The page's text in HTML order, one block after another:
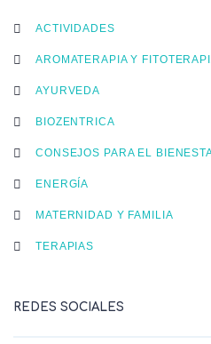
ACTIVIDADES
AROMATERAPIA Y
AYURVEDA
BIOZENTRICA
CONSEJOS PARA EL
ENERGÍA
MATERNIDAD Y FAMILIA
TERAPIAS
REDES SOCIALES